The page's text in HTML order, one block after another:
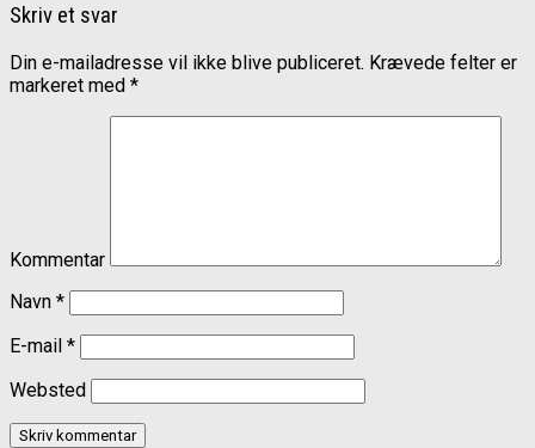
Skriv et svar
Din e-mailadresse vil ikke blive publiceret. Krævede felter er
markeret med *
Kommentar
Navn *
E-mail *
Websted